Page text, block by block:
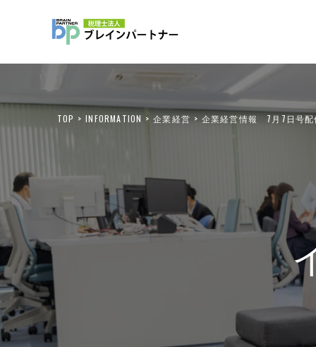
TOP INFORMATION 企業経営 企業経営情報 7月7日号配